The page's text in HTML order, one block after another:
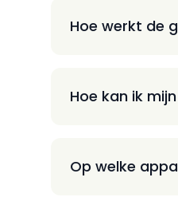
Hoe werkt de
Hoe kan ik
Op welke